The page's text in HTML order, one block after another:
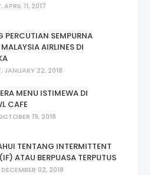
APRIL 11, 2017
PERCUTIAN SEMPURNA
AIRLINES DI
JANUARY 22, 2018
MENU ISTIMEWA DI
CAFE
19, 2018
TENTANG INTERMITTENT
ATAU BERPUASA TERPUTUS
02, 2018